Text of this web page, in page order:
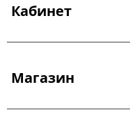
Кабинет
Магазин